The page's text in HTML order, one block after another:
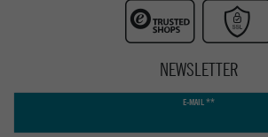
NEWSLETTER
E-MAIL **